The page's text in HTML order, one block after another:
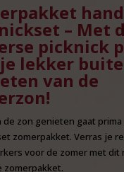
– Met
picknick
lekker
van de
de zon genieten gaat
zomerpakket. Verras je
voor de zomer met dit
zomerpakket.